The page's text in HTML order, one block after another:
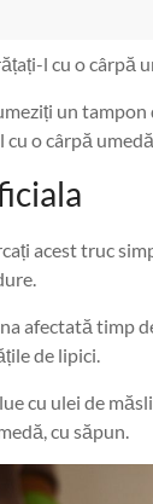
l cu o cârpă
un
o cârpă
acest truc
afectată timp
de lipici.
cu ulei de
cu săpun.